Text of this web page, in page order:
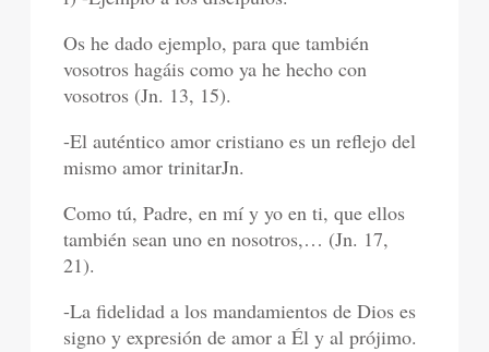
Os he dado ejemplo, para que también
vosotros hagáis como ya he hecho con
vosotros (Jn. 13, 15).
-El auténtico amor cristiano es un reflejo del
mismo amor trinitarJn.
Como tú, Padre, en mí y yo en ti, que ellos
también sean uno en nosotros,… (Jn. 17,
21).
-La fidelidad a los mandamientos de Dios es
signo y expresión de amor a Él y al prójimo.